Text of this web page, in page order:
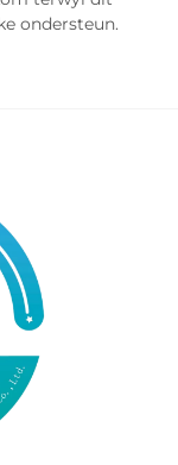
ondersteun.